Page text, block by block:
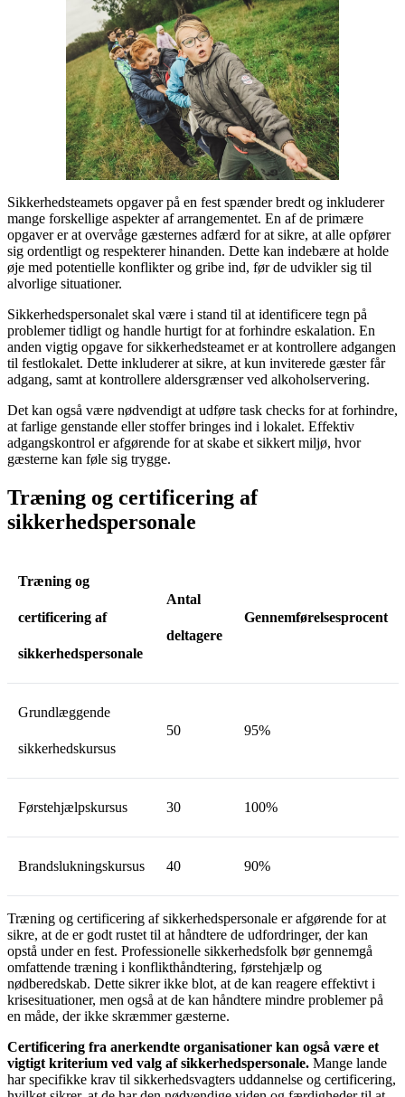
Sikkerhedsteamets opgaver på en fest spænder bredt og inkluderer
mange forskellige aspekter af arrangementet. En af de primære
opgaver er at overvåge gæsternes adfærd for at sikre, at alle opfører
sig ordentligt og respekterer hinanden. Dette kan indebære at holde
øje med potentielle konflikter og gribe ind, før de udvikler sig til
alvorlige situationer.
Sikkerhedspersonalet skal være i stand til at identificere tegn på
problemer tidligt og handle hurtigt for at forhindre eskalation. En
anden vigtig opgave for sikkerhedsteamet er at kontrollere adgangen
til festlokalet. Dette inkluderer at sikre, at kun inviterede gæster får
adgang, samt at kontrollere aldersgrænser ved alkoholservering.
Det kan også være nødvendigt at udføre task checks for at forhindre,
at farlige genstande eller stoffer bringes ind i lokalet. Effektiv
adgangskontrol er afgørende for at skabe et sikkert miljø, hvor
gæsterne kan føle sig trygge.
Træning og certificering af
sikkerhedspersonale
Træning og
certificering af
sikkerhedspersonale
Antal
deltagere
Gennemførelsesprocent
Grundlæggende
sikkerhedskursus
50 95%
Førstehjælpskursus 30 100%
Brandslukningskursus 40 90%
Træning og certificering af sikkerhedspersonale er afgørende for at
sikre, at de er godt rustet til at håndtere de udfordringer, der kan
opstå under en fest. Professionelle sikkerhedsfolk bør gennemgå
omfattende træning i konflikthåndtering, førstehjælp og
nødberedskab. Dette sikrer ikke blot, at de kan reagere effektivt i
krisesituationer, men også at de kan håndtere mindre problemer på
en måde, der ikke skræmmer gæsterne.
Certificering fra anerkendte organisationer kan også være et
vigtigt kriterium ved valg af sikkerhedspersonale. Mange lande
har specifikke krav til sikkerhedsvagters uddannelse og certificering,